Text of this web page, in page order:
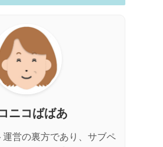
ニコばばあ
営の裏方であり、サブペ